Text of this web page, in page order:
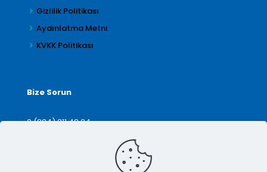
Gizlilik Politikası
Aydınlatma Metni
KVKK Politikası
Bize Sorun
0 (224) 211 42 24